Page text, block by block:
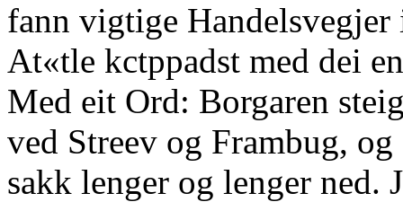
fann vigtige
At«tle kctppadst med dei
Med eit Ord: Borgaren
ved Streev og Frambug,
sakk lenger og lenger ned.